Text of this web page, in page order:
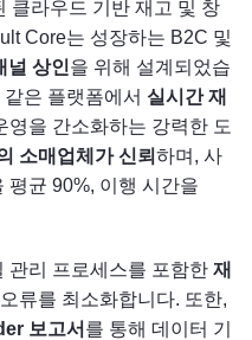
클라우드 기반 재고 및 창
Core는 성장하는 B2C 및
널 상인을 위해 설계되었습
은 플랫폼에서 실시간 재
영을 간소화하는 강력한 도
소매업체가 신뢰하며, 사
평균 90%, 이행 시간을
관리 프로세스를 포함한 재
류를 최소화합니다. 또한,
보고서 를 통해 데이터 기